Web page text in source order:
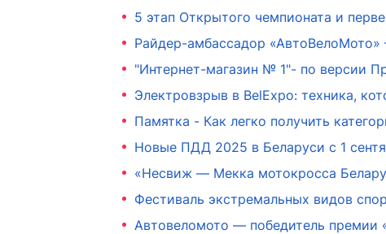
5 этап Открытого чемпионата и
Райдер-амбассадор
"Интернет-магазин № 1"- по версии
Электровзрыв в BelExpo: техника,
Памятка - Как легко получить
Новые ПДД 2025 в Беларуси с 1
«Несвиж — Мекка мотокросса
Фестиваль экстремальных видов
Автовеломото — победитель премии